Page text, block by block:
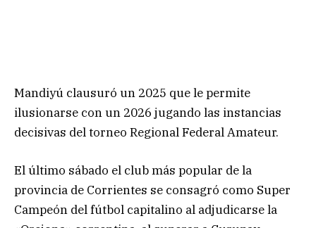
Mandiyú clausuró un 2025 que le permite
ilusionarse con un 2026 jugando las instancias
decisivas del torneo Regional Federal Amateur.
El último sábado el club más popular de la
provincia de Corrientes se consagró como Super
Campeón del fútbol capitalino al adjudicarse la